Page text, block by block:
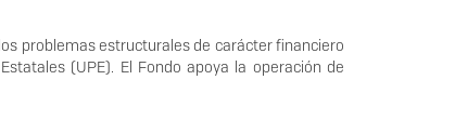
problemas estructurales de carácter financiero
(UPE). El Fondo apoya la operación de